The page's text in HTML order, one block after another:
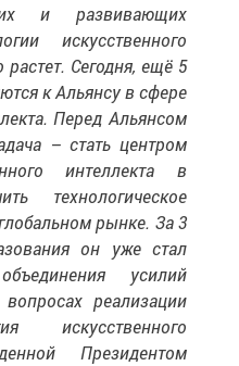
и развивающих
искусственного
растет. Сегодня, ещё 5
к Альянсу в сфере
Перед Альянсом
– стать центром
интеллекта в
технологическое
рынке. За 3
он уже стал
усилий
реализации
искусственного
Президентом